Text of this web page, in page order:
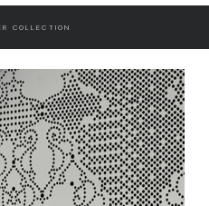
COLLECTION